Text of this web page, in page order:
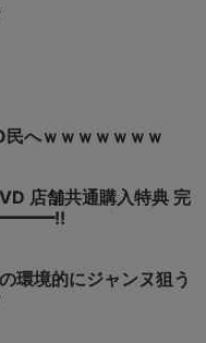
民へｗｗｗｗｗｗｗ
店舗共通購入特典 完
環境的にジャンヌ狙う